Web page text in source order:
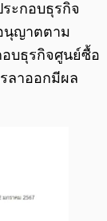
ะกอบธุรกิจ
นุญาตตาม
อบธุรกิจศูนย์ซื้อ
ลาออกมีผล